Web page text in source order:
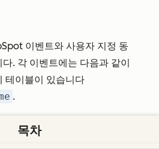
이벤트와 사용자 지정 동
. 각 이벤트에는 다음과 같이
테이블이 있습니다
.
형_정의
목차